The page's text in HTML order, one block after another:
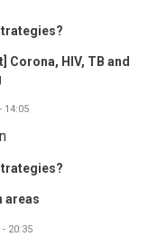
Corona, HIV, TB and
14:05
areas
20:35